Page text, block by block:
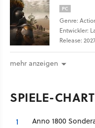
PC
Genre:
Entwickler:
Release:
mehr anzeigen
SPIELE-
1 Anno 1800